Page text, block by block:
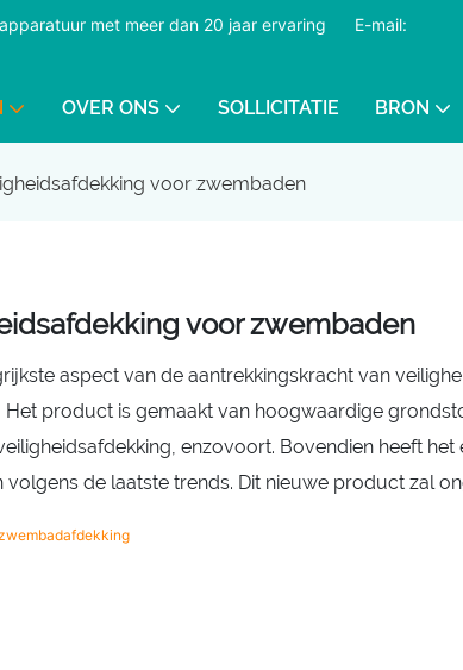
met meer dan 20 jaar ervaring
E-mail:
OVER ONS SOLLICITATIE BRON
voor zwembaden
voor zwembaden
aspect van de aantrekkingskracht van
product is gemaakt van hoogwaardige
enzovoort. Bovendien heeft
de laatste trends. Dit nieuwe product zal